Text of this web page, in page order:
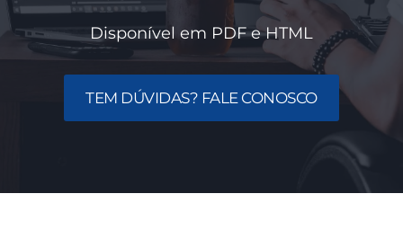
Disponível em PDF e HTML
TEM DÚVIDAS? FALE CONOSCO